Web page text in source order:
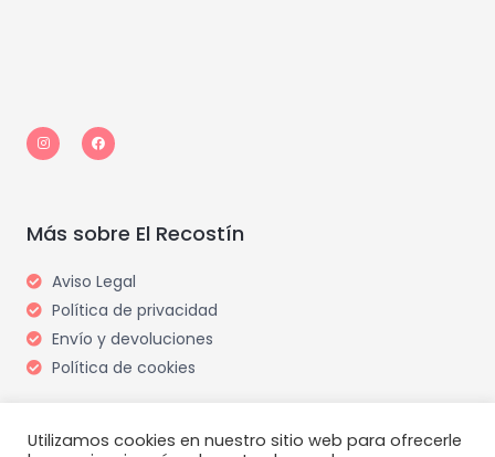
n
s
t
m
a
c
e
Más sobre El Recostín
Aviso Legal
Política de privacidad
Envío y devoluciones
Política de cookies
Utilizamos cookies en nuestro sitio web para ofrecerle